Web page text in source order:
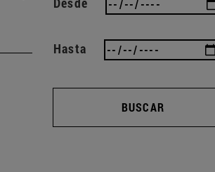
Hasta
BUSCAR